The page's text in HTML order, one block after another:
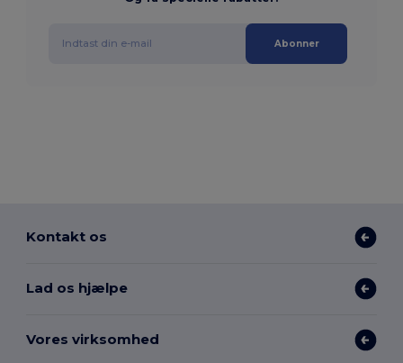
Abonner
Kontakt os
Lad os hjælpe
Vores virksomhed